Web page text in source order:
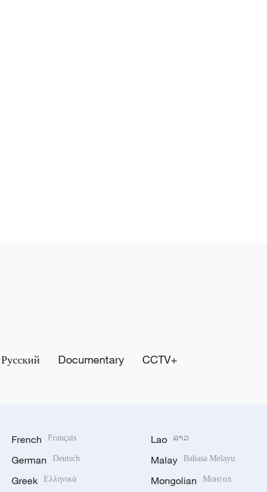
Русский Documentary CCTV+
French Français
German Deutsch
Greek Ελληνικά
Lao ລາວ
Malay Bahasa Melayu
Mongolian Монгол